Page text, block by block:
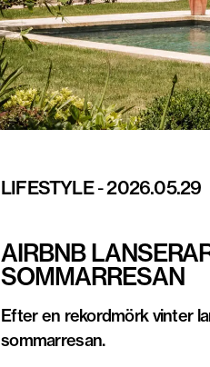
LIFESTYLE-2026.05.29
AIRBNB
SOMMARRESAN
Efter en rekordmörk vinter
sommarresan.